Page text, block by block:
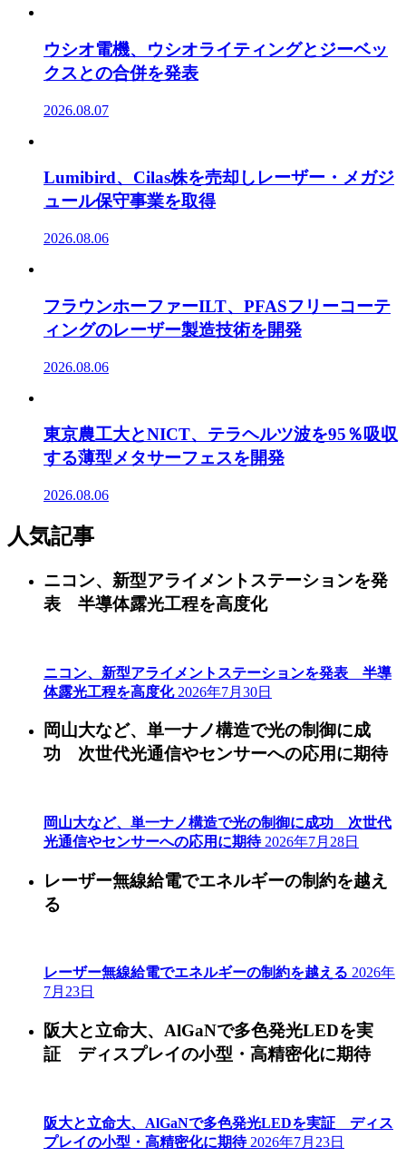
ウシオ電機、ウシオライティングとジーベッ
クスとの合併を発表
2026.08.07
Lumibird、Cilas株を売却しレーザー・メガジ
ュール保守事業を取得
2026.08.06
フラウンホーファーILT、PFASフリーコーテ
ィングのレーザー製造技術を開発
2026.08.06
東京農工大とNICT、テラヘルツ波を95％吸収
する薄型メタサーフェスを開発
2026.08.06
人気記事
ニコン、新型アライメントステーションを発
表 半導体露光工程を高度化
ニコン、新型アライメントステーションを発表 半導
体露光工程を高度化 2026年7月30日
岡山大など、単一ナノ構造で光の制御に成
功 次世代光通信やセンサーへの応用に期待
岡山大など、単一ナノ構造で光の制御に成功 次世代
光通信やセンサーへの応用に期待 2026年7月28日
レーザー無線給電でエネルギーの制約を越え
る
レーザー無線給電でエネルギーの制約を越える 2026年
7月23日
阪大と立命大、AlGaNで多色発光LEDを実
証 ディスプレイの小型・高精密化に期待
阪大と立命大、AlGaNで多色発光LEDを実証 ディス
プレイの小型・高精密化に期待 2026年7月23日